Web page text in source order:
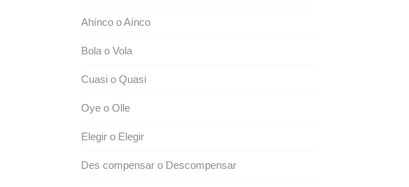
Ahínco o Aínco
Bola o Vola
Cuasi o Quasi
Oye o Olle
Elegir o Elegir
Des compensar o Descompensar